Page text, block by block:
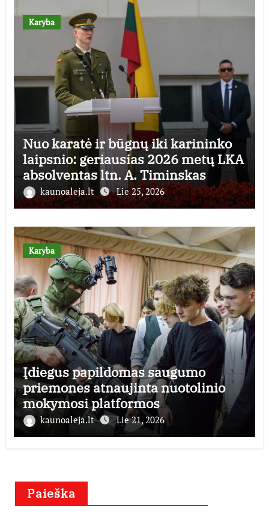
Karyba
Nuo karatė ir būgnų iki karininko
laipsnio: geriausias 2026 metų LKA
absolventas ltn. A. Timinskas
kaunoaleja.lt Lie 25, 2026
Karyba
Įdiegus papildomas saugumo
priemones atnaujinta nuotolinio
mokymosi platformos
mobilizacijosmokykla.lt veikla
kaunoaleja.lt Lie 21, 2026
Paieška